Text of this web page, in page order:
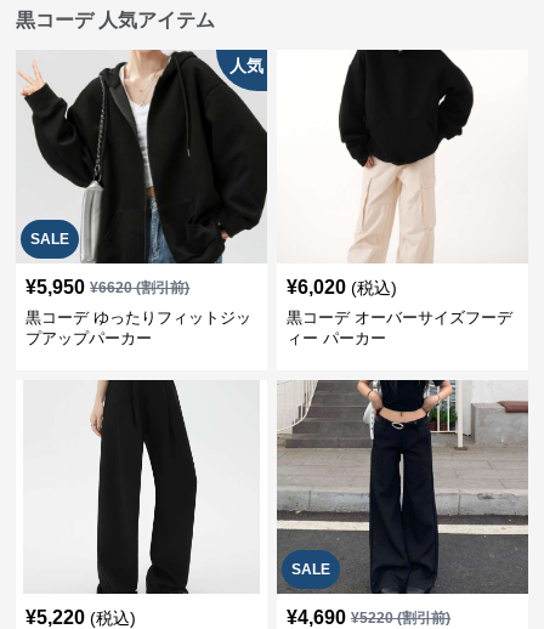
黒コーデ 人気アイテム
SALE
人気
¥5,950 ¥6620(割引前)
黒コーデ ゆったりフィットジッ
プアップパーカー
¥6,020 (税込)
黒コーデ オーバーサイズフーデ
ィー パーカー
¥5,220 (税込)
SALE
¥4,690 ¥5220(割引前)